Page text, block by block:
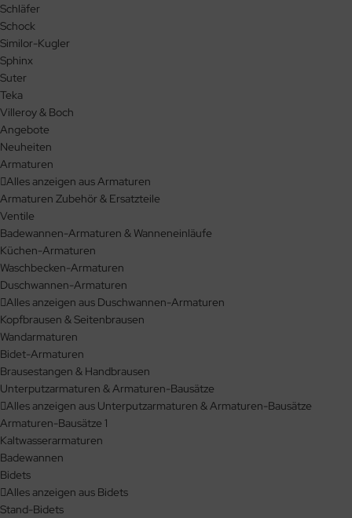
Schläfer
Schock
Similor-Kugler
Sphinx
Suter
Teka
Villeroy & Boch
Angebote
Neuheiten
Armaturen
Alles anzeigen aus Armaturen
Armaturen Zubehör & Ersatzteile
Ventile
Badewannen-Armaturen & Wanneneinläufe
Küchen-Armaturen
Waschbecken-Armaturen
Duschwannen-Armaturen
Alles anzeigen aus Duschwannen-Armaturen
Kopfbrausen & Seitenbrausen
Wandarmaturen
Bidet-Armaturen
Brausestangen & Handbrausen
Unterputzarmaturen & Armaturen-Bausätze
Alles anzeigen aus Unterputzarmaturen & Armaturen-Bausätze
Armaturen-Bausätze 1
Kaltwasserarmaturen
Badewannen
Bidets
Alles anzeigen aus Bidets
Stand-Bidets